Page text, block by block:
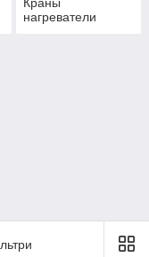
нагреватели